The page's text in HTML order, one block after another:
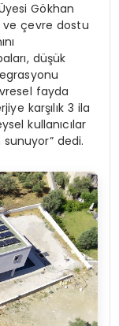
Gökhan
ve çevre dostu
düşük
fayda
karşılık 3 ila
kullanıcılar
dedi.